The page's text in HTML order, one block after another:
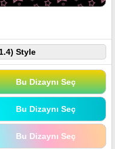
Style
Bu Dizaynı Seç
Bu Dizaynı Seç
Bu Dizaynı Seç